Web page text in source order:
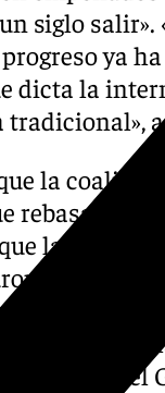
siglo
ya
dicta la
la
rebasar los
que la
a los
al fin
del